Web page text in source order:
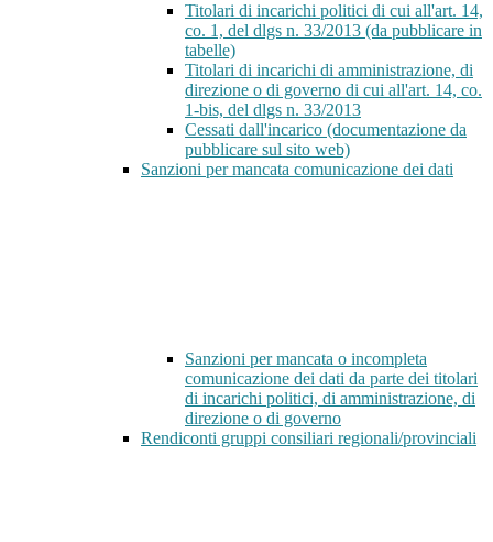
Titolari di incarichi politici di cui all'art. 14,
co. 1, del dlgs n. 33/2013 (da pubblicare in
tabelle)
Titolari di incarichi di amministrazione, di
direzione o di governo di cui all'art. 14, co.
1-bis, del dlgs n. 33/2013
Cessati dall'incarico (documentazione da
pubblicare sul sito web)
Sanzioni per mancata comunicazione dei dati
Sanzioni per mancata o incompleta
comunicazione dei dati da parte dei titolari
di incarichi politici, di amministrazione, di
direzione o di governo
Rendiconti gruppi consiliari regionali/provinciali